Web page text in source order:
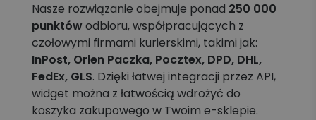
Nasze rozwiązanie obejmuje ponad 250 000
punktówodbioru, współpracujących z
czołowymi firmami kurierskimi, takimi jak:
InPost, Orlen Paczka, Pocztex, DPD, DHL,
FedEx, GLS. Dzięki łatwej integracji przez API,
widget można z łatwością wdrożyć do
koszyka zakupowego w Twoim e-sklepie.